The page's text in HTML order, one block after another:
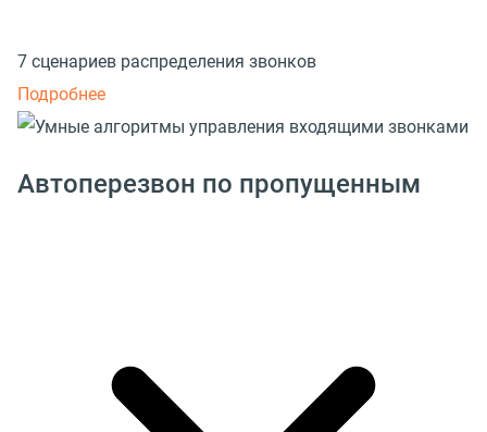
7 сценариев распределения звонков
Подробнее
Автоперезвон по пропущенным